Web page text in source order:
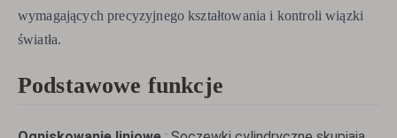
wymagających precyzyjnego kształtowania i kontroli wiązki
światła.
Podstawowe funkcje